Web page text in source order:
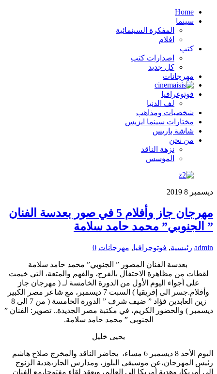
Home
سينما
المفكرة السينمائية
افلام
كتب
اصدارات كتب
كل جديد
مهرجانات
فوتوغرافيا
لف الدنيا
شخصيات ومذاهب
مختارات سينما ايزيس
شاشة باريس
من نحن
نزهة الناقد
المؤسس
ديسمبر 8
2019
مهرجان جاز وأفلام 5 في صور بعدسة الفنان
” الجنوبي” محمد حامد سلامة
admin رئيسية, فوتوجرافيا, مهرجانات 0
بعدسة الفنان المصور ” الجنوبي” محمد حامد سلامة
لقطات من مظاهرة الاحتفال بالفرح، والفهم والمتعة، التي خيمت
على أجواء اليوم الأول من الدورة الخامسة لـ ( مهرجان جاز
وأفلام.جسر الى إفريقيا ) السبت 7 ديسمبر، مع شاعر مصر الكبير
زين العابدين فؤاد ” ضيف شرف ” الدورة الخامسة ( من 7 الى 8
ديسمبر ) والحضور الكريم، في مكتبة مصر الجديدة.. تصوير: الفنان ”
الجنوبي ” محمد حامد سلامة.
يحيى خليل
اليوم الأحد 8 ديسمبر 6 مساء، يحاضر الناقد والمخرج صلاح هاشم
رئيس المهرجان،عن موسيقى البلوز، ومدارس الجاز،هدية الزنوج
الى أمريكا، وهدية أمريكا الى العالم، ويعقد لقاء مفتوحا،مع الفنان